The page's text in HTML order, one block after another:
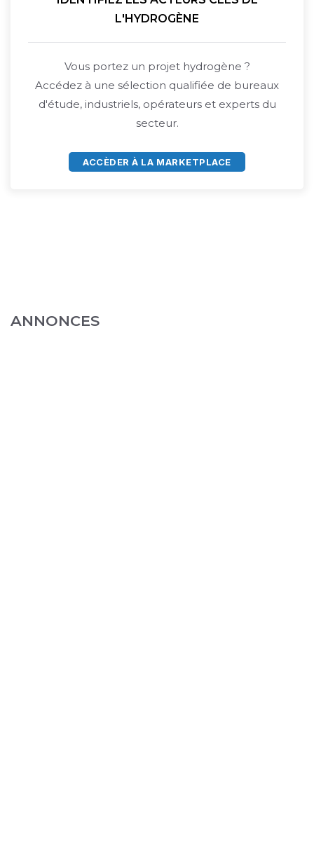
L'HYDROGÈNE
Vous portez un projet hydrogène ?
Accédez à une sélection qualifiée de bureaux
d'étude, industriels, opérateurs et experts du
secteur.
ACCÈDER À LA MARKETPLACE
ANNONCES